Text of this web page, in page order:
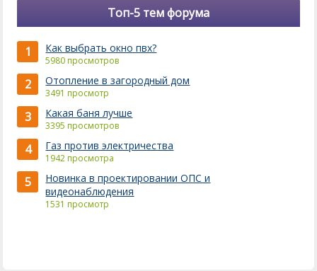
Топ-5 тем форума
1 Как выбрать окно пвх?
5980 просмотров
2 Отопление в загородный дом
3491 просмотр
3 Какая баня лучше
3395 просмотров
4 Газ против электричества
1942 просмотра
5
Новинка в проектировании ОПС и
видеонаблюдения
1531 просмотр